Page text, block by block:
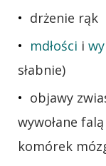
drżenie rąk
mdłości i
słabnie)
objawy
wywołane
komórek